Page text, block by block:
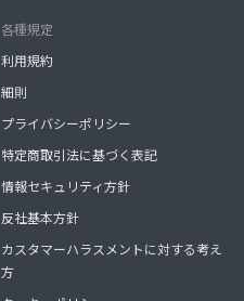
各種規定
利用規約
細則
プライバシーポリシー
特定商取引法に基づく表記
情報セキュリティ方針
反社基本方針
カスタマーハラスメントに対する考え
方